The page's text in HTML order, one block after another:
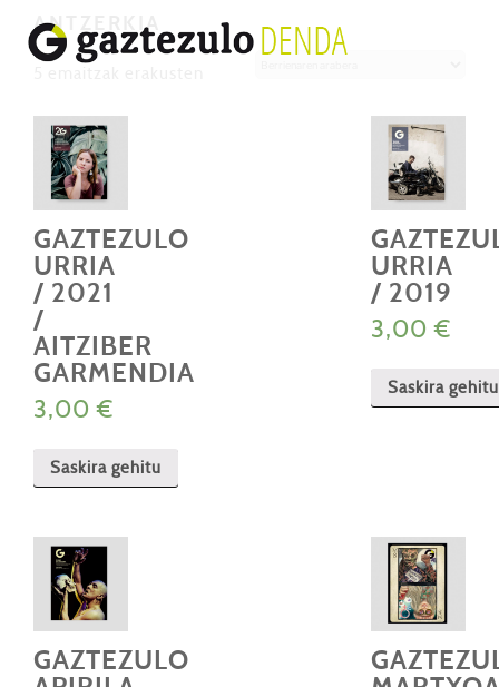
ANTZERKIA
GAZTEZULO
URRIA
/ 2021
/
AITZIBER
GARMENDIA
3,00€
Saskira gehitu
URRIA
/ 2019
3,00€
Saskira gehitu
GAZTEZULO